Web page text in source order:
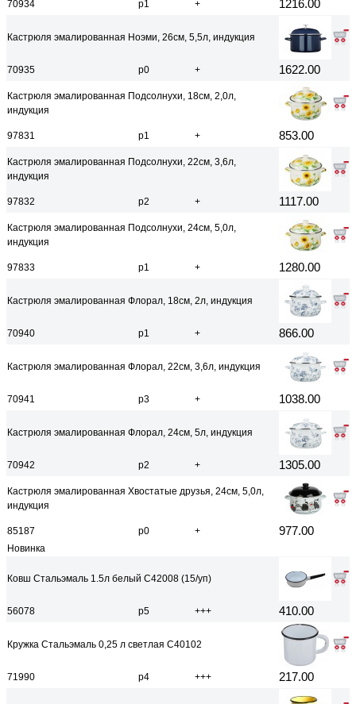
70934 р1 + 1216.00
Кастрюля эмалированная Ноэми, 26см, 5,5л, индукция
70935 р0 + 1622.00
Кастрюля эмалированная Подсолнухи, 18см, 2,0л,
индукция
97831 р1 + 853.00
Кастрюля эмалированная Подсолнухи, 22см, 3,6л,
индукция
97832 р2 + 1117.00
Кастрюля эмалированная Подсолнухи, 24см, 5,0л,
индукция
97833 р1 + 1280.00
Кастрюля эмалированная Флорал, 18см, 2л, индукция
70940 р1 + 866.00
Кастрюля эмалированная Флорал, 22см, 3,6л, индукция
70941 р3 + 1038.00
Кастрюля эмалированная Флорал, 24см, 5л, индукция
70942 р2 + 1305.00
Кастрюля эмалированная Хвостатые друзья, 24см, 5,0л,
индукция
85187 р0 + 977.00
Новинка
Ковш Стальэмаль 1.5л белый С42008 (15/уп)
56078 р5 +++ 410.00
Кружка Стальэмаль 0,25 л светлая С40102
71990 р4 +++ 217.00